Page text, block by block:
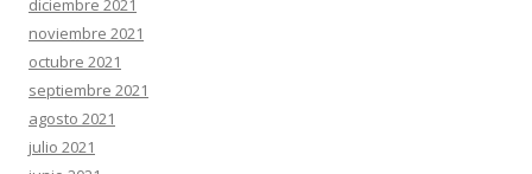
diciembre 2021
noviembre 2021
octubre 2021
septiembre 2021
agosto 2021
julio 2021